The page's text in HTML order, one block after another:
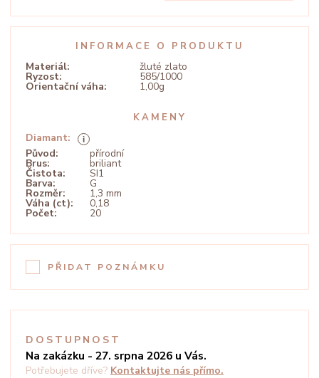
INFORMACE O PRODUKTU
Materiál: žluté zlato
Ryzost: 585/1000
Orientační váha: 1,00g
KAMENY
Diamant:
Původ:
přírodní
Brus: briliant
Čistota: SI1
Barva: G
Rozměr: 1,3 mm
Váha (ct): 0,18
Počet: 20
PŘIDAT POZNÁMKU
DOSTUPNOST
Na zakázku - 27. srpna 2026 u Vás.
Potřebujete dříve? Kontaktujte nás přímo.